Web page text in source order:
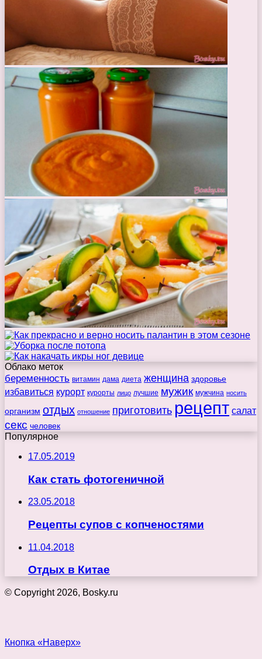
Облако меток
беременность витамин дама диета женщина здоровье
избавиться курорт курорты лицо лучшие мужик мужчина носить
организм отдых отношение приготовить рецепт салат
секс человек
Популярное
17.05.2019
Как стать фотогеничной
23.05.2018
Рецепты супов с копченостями
11.04.2018
Отдых в Китае
© Copyright 2026, Bosky.ru
Кнопка «Наверх»